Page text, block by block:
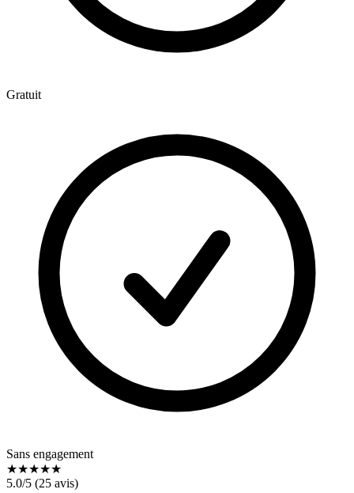
Gratuit
Sans engagement
★★★★★
5.0/5 (25 avis)